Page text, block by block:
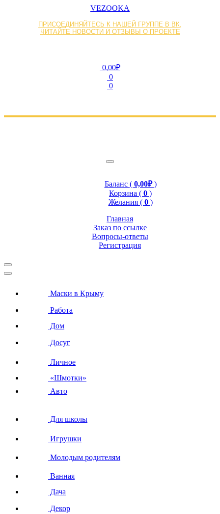
VEZOOKA
ПРИСОЕДИНЯЙТЕСЬ К НАШЕЙ ГРУППЕ В ВК,
ЧИТАЙТЕ НОВОСТИ И ОТЗЫВЫ О ПРОЕКТЕ
0,00₽
0
0
Баланс ( 0,00₽)
Корзина ( 0 )
Желания ( 0 )
Главная
Заказ по ссылке
Вопросы-ответы
Регистрация
Маски в Крыму
Работа
Дом
Досуг
Личное
«Шмотки»
Авто
Для школы
Игрушки
Молодым родителям
Ванная
Дача
Декор